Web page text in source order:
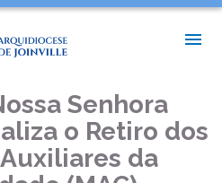
MEDIANEIRA REALIZA O RETIRO
DA COMUNIDADE (MAC)
Senhora
o Retiro dos
da